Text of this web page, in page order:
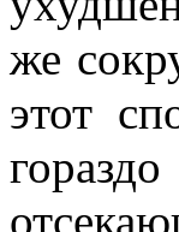
же
этот